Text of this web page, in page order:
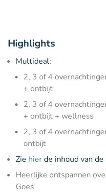
Highlights
Multideal:
2, 3 of 4
+ ontbijt
2, 3 of 4
+ ontbijt + wellness
2, 3 of 4
ontbijt
Zie hierde inhoud van
Heerlijke ontspannen
Goes